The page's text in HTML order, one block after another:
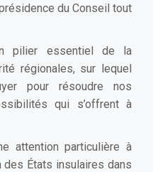
du Conseil tout
pilier essentiel de la
régionales, sur lequel
pour résoudre nos
qui s’offrent à
attention particulière à
des États insulaires dans